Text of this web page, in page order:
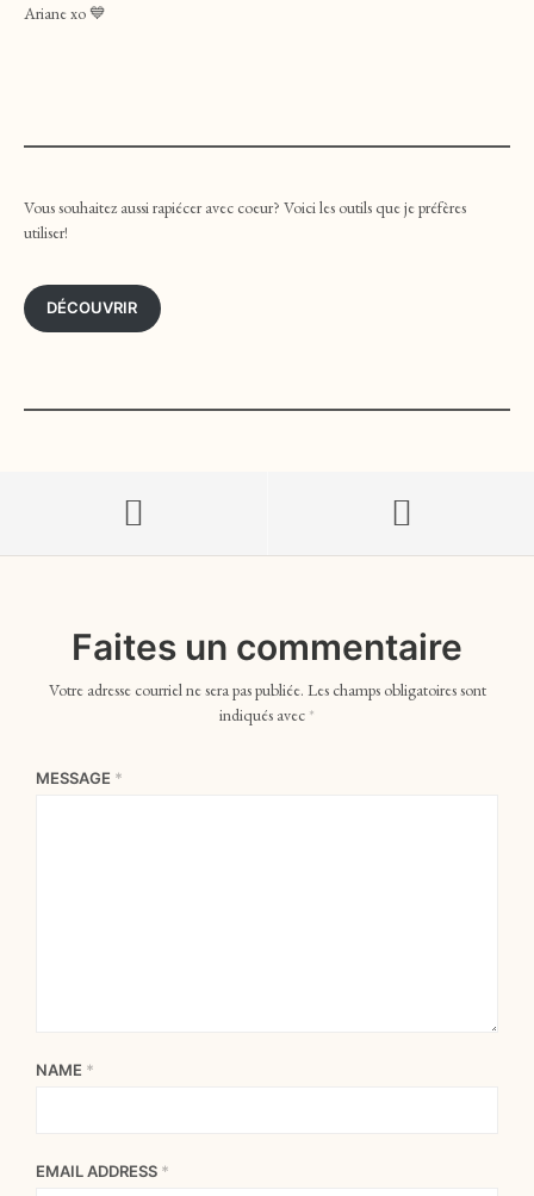
Ariane xo 💙
Vous souhaitez aussi rapiécer avec coeur? Voici les outils que je préfères
utiliser!
DÉCOUVRIR
Faites un commentaire
Votre adresse courriel ne sera pas publiée. Les champs obligatoires sont
indiqués avec *
MESSAGE *
NAME *
EMAIL ADDRESS *